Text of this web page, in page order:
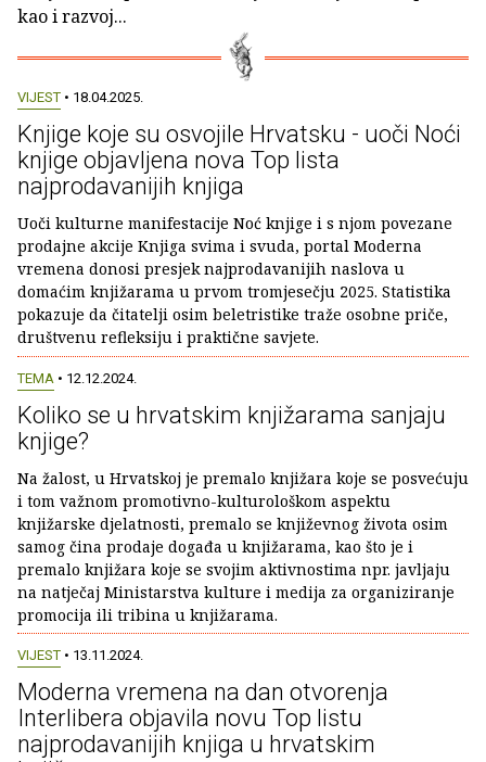
kao i razvoj...
VIJEST • 18.04.2025.
Knjige koje su osvojile Hrvatsku - uoči Noći
knjige objavljena nova Top lista
najprodavanijih knjiga
Uoči kulturne manifestacije Noć knjige i s njom povezane
prodajne akcije Knjiga svima i svuda, portal Moderna
vremena donosi presjek najprodavanijih naslova u
domaćim knjižarama u prvom tromjesečju 2025. Statistika
pokazuje da čitatelji osim beletristike traže osobne priče,
društvenu refleksiju i praktične savjete.
TEMA • 12.12.2024.
Koliko se u hrvatskim knjižarama sanjaju
knjige?
Na žalost, u Hrvatskoj je premalo knjižara koje se posvećuju
i tom važnom promotivno-kulturološkom aspektu
knjižarske djelatnosti, premalo se književnog života osim
samog čina prodaje događa u knjižarama, kao što je i
premalo knjižara koje se svojim aktivnostima npr. javljaju
na natječaj Ministarstva kulture i medija za organiziranje
promocija ili tribina u knjižarama.
VIJEST • 13.11.2024.
Moderna vremena na dan otvorenja
Interlibera objavila novu Top listu
najprodavanijih knjiga u hrvatskim